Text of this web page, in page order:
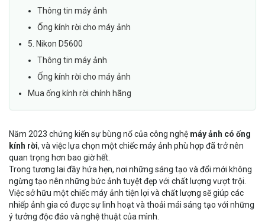
Thông tin máy ảnh
Ống kính rời cho máy ảnh
5. Nikon D5600
Thông tin máy ảnh
Ống kính rời cho máy ảnh
Mua ống kính rời chính hãng
Năm 2023 chứng kiến sự bùng nổ của công nghệ máy ảnh có ống
kính rời, và việc lựa chọn một chiếc máy ảnh phù hợp đã trở nên
quan trọng hơn bao giờ hết.
Trong tương lai đầy hứa hẹn, nơi những sáng tạo và đổi mới không
ngừng tạo nên những bức ảnh tuyệt đẹp với chất lượng vượt trội.
Việc sở hữu một chiếc máy ảnh tiện lợi và chất lượng sẽ giúp các
nhiếp ảnh gia có được sự linh hoạt và thoải mái sáng tạo với những
ý tưởng độc đáo và nghệ thuật của mình.